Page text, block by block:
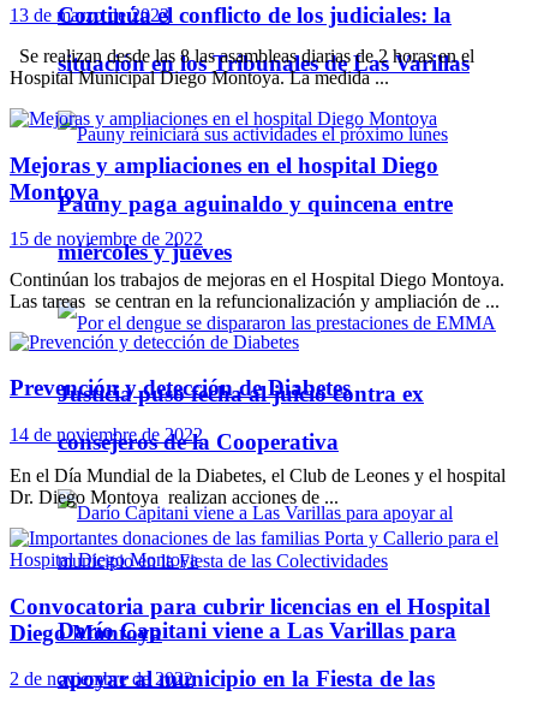
Continúa el conflicto de los judiciales: la
situación en los Tribunales de Las Varillas
Pauny paga aguinaldo y quincena entre
miércoles y jueves
Justicia puso fecha al juicio contra ex
consejeros de la Cooperativa
Darío Capitani viene a Las Varillas para
apoyar al municipio en la Fiesta de las
13 de marzo de 2023
Se realizan desde las 8 las asambleas diarias de 2 horas en el
Hospital Municipal Diego Montoya. La medida ...
Mejoras y ampliaciones en el hospital Diego
Montoya
15 de noviembre de 2022
Continúan los trabajos de mejoras en el Hospital Diego Montoya.
Las tareas se centran en la refuncionalización y ampliación de ...
Prevención y detección de Diabetes
14 de noviembre de 2022
En el Día Mundial de la Diabetes, el Club de Leones y el hospital
Dr. Diego Montoya realizan acciones de ...
Convocatoria para cubrir licencias en el Hospital
Diego Montoya
2 de noviembre de 2022